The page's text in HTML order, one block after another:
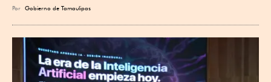
Por Gobierno de Tamaulipas